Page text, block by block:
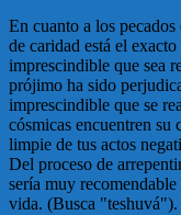
En cuanto a los
de caridad está el
imprescindible que sea
prójimo ha sido
imprescindible que se
cósmicas encuentren su
limpie de tus actos
Del proceso de
sería muy
vida. (Busca "teshuvá").